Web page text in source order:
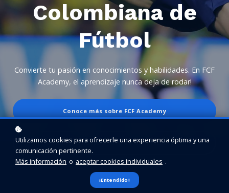
Colombiana de
Fútbol
Convierte tu pasión en conocimientos y habilidades. En FCF
Academy, el aprendizaje nunca deja de rodar!
Conoce más sobre FCF Academy
Explora nuestra ruta de aprendizaje
Utilizamos cookies para ofrecerle una experiencia óptima y una
comunicación pertinente.
Más información o aceptar cookies individuales .
¡Entendido!